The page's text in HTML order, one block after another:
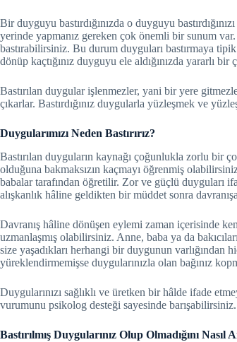
Bir duyguyu bastırdığınızda o duyguyu
yerinde yapmanız gereken çok önemli bir sunum
bastırabilirsiniz. Bu durum duyguları bastırmaya
dönüp kaçtığınız duyguyu ele aldığınızda yararlı bir
Bastırılan duygular işlenmezler, yani bir yere
çıkarlar. Bastırdığınız duygularla yüzleşmek ve
Duygularımızı Neden Bastırırız?
Bastırılan duyguların kaynağı çoğunlukla zorlu bir
olduğuna bakmaksızın kaçmayı öğrenmiş
babalar tarafından öğretilir. Zor ve güçlü duyguları
alışkanlık hâline geldikten bir müddet sonra
Davranış hâline dönüşen eylemi zaman içerisinde
uzmanlaşmış olabilirsiniz. Anne, baba ya da
size yaşadıkları herhangi bir duygunun
yüreklendirmemişse duygularınızla olan bağınız
Duygularınızı sağlıklı ve üretken bir hâlde ifade
vurumunu psikolog desteği sayesinde barışabilirsiniz.
Bastırılmış Duygularınız Olup Olmadığını Nasıl